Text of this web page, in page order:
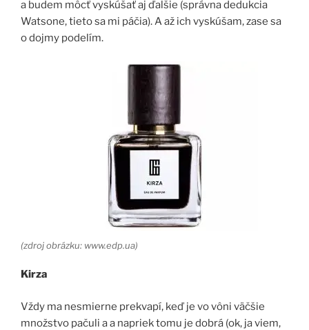
a budem môcť vyskúšať aj ďalšie (správna dedukcia
Watsone, tieto sa mi páčia). A až ich vyskúšam, zase sa
o dojmy podelím.
(zdroj obrázku: www.edp.ua)
Kirza
Vždy ma nesmierne prekvapí, keď je vo vôni väčšie
množstvo pačuli a a napriek tomu je dobrá (ok, ja viem,